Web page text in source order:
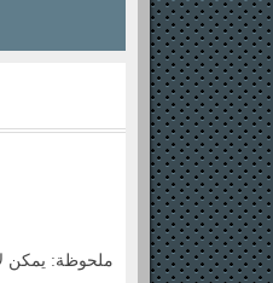
ملحوظة: يمكن